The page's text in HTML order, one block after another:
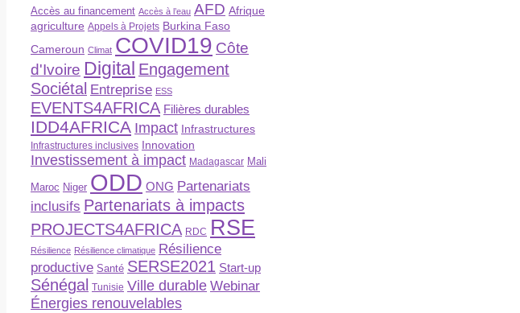
Accès au financement Accès à l’eau AFD Afrique
agriculture Appels à Projets Burkina Faso
Cameroun Climat COVID19 Côte
d'Ivoire Digital Engagement
Sociétal Entreprise ESS
EVENTS4AFRICA Filières durables
IDD4AFRICA Impact Infrastructures
Infrastructures inclusives Innovation
Investissement à impact Madagascar Mali
Maroc Niger ODD ONG Partenariats
inclusifs Partenariats à impacts
PROJECTS4AFRICA RDC RSE
Résilience Résilience climatique Résilience
productive Santé SERSE2021 Start-up
Sénégal Tunisie Ville durable Webinar
Énergies renouvelables